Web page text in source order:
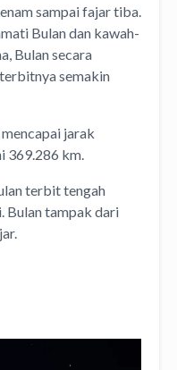
sampai fajar tiba.
Bulan dan kawah-
Bulan secara
semakin
jarak
369.286 km.
terbit tengah
Bulan tampak dari